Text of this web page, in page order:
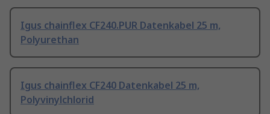
Igus chainflex CF240.PUR Datenkabel 25 m,
Polyurethan
Igus chainflex CF240 Datenkabel 25 m,
Polyvinylchlorid